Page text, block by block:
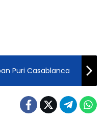
Puri Casablanca